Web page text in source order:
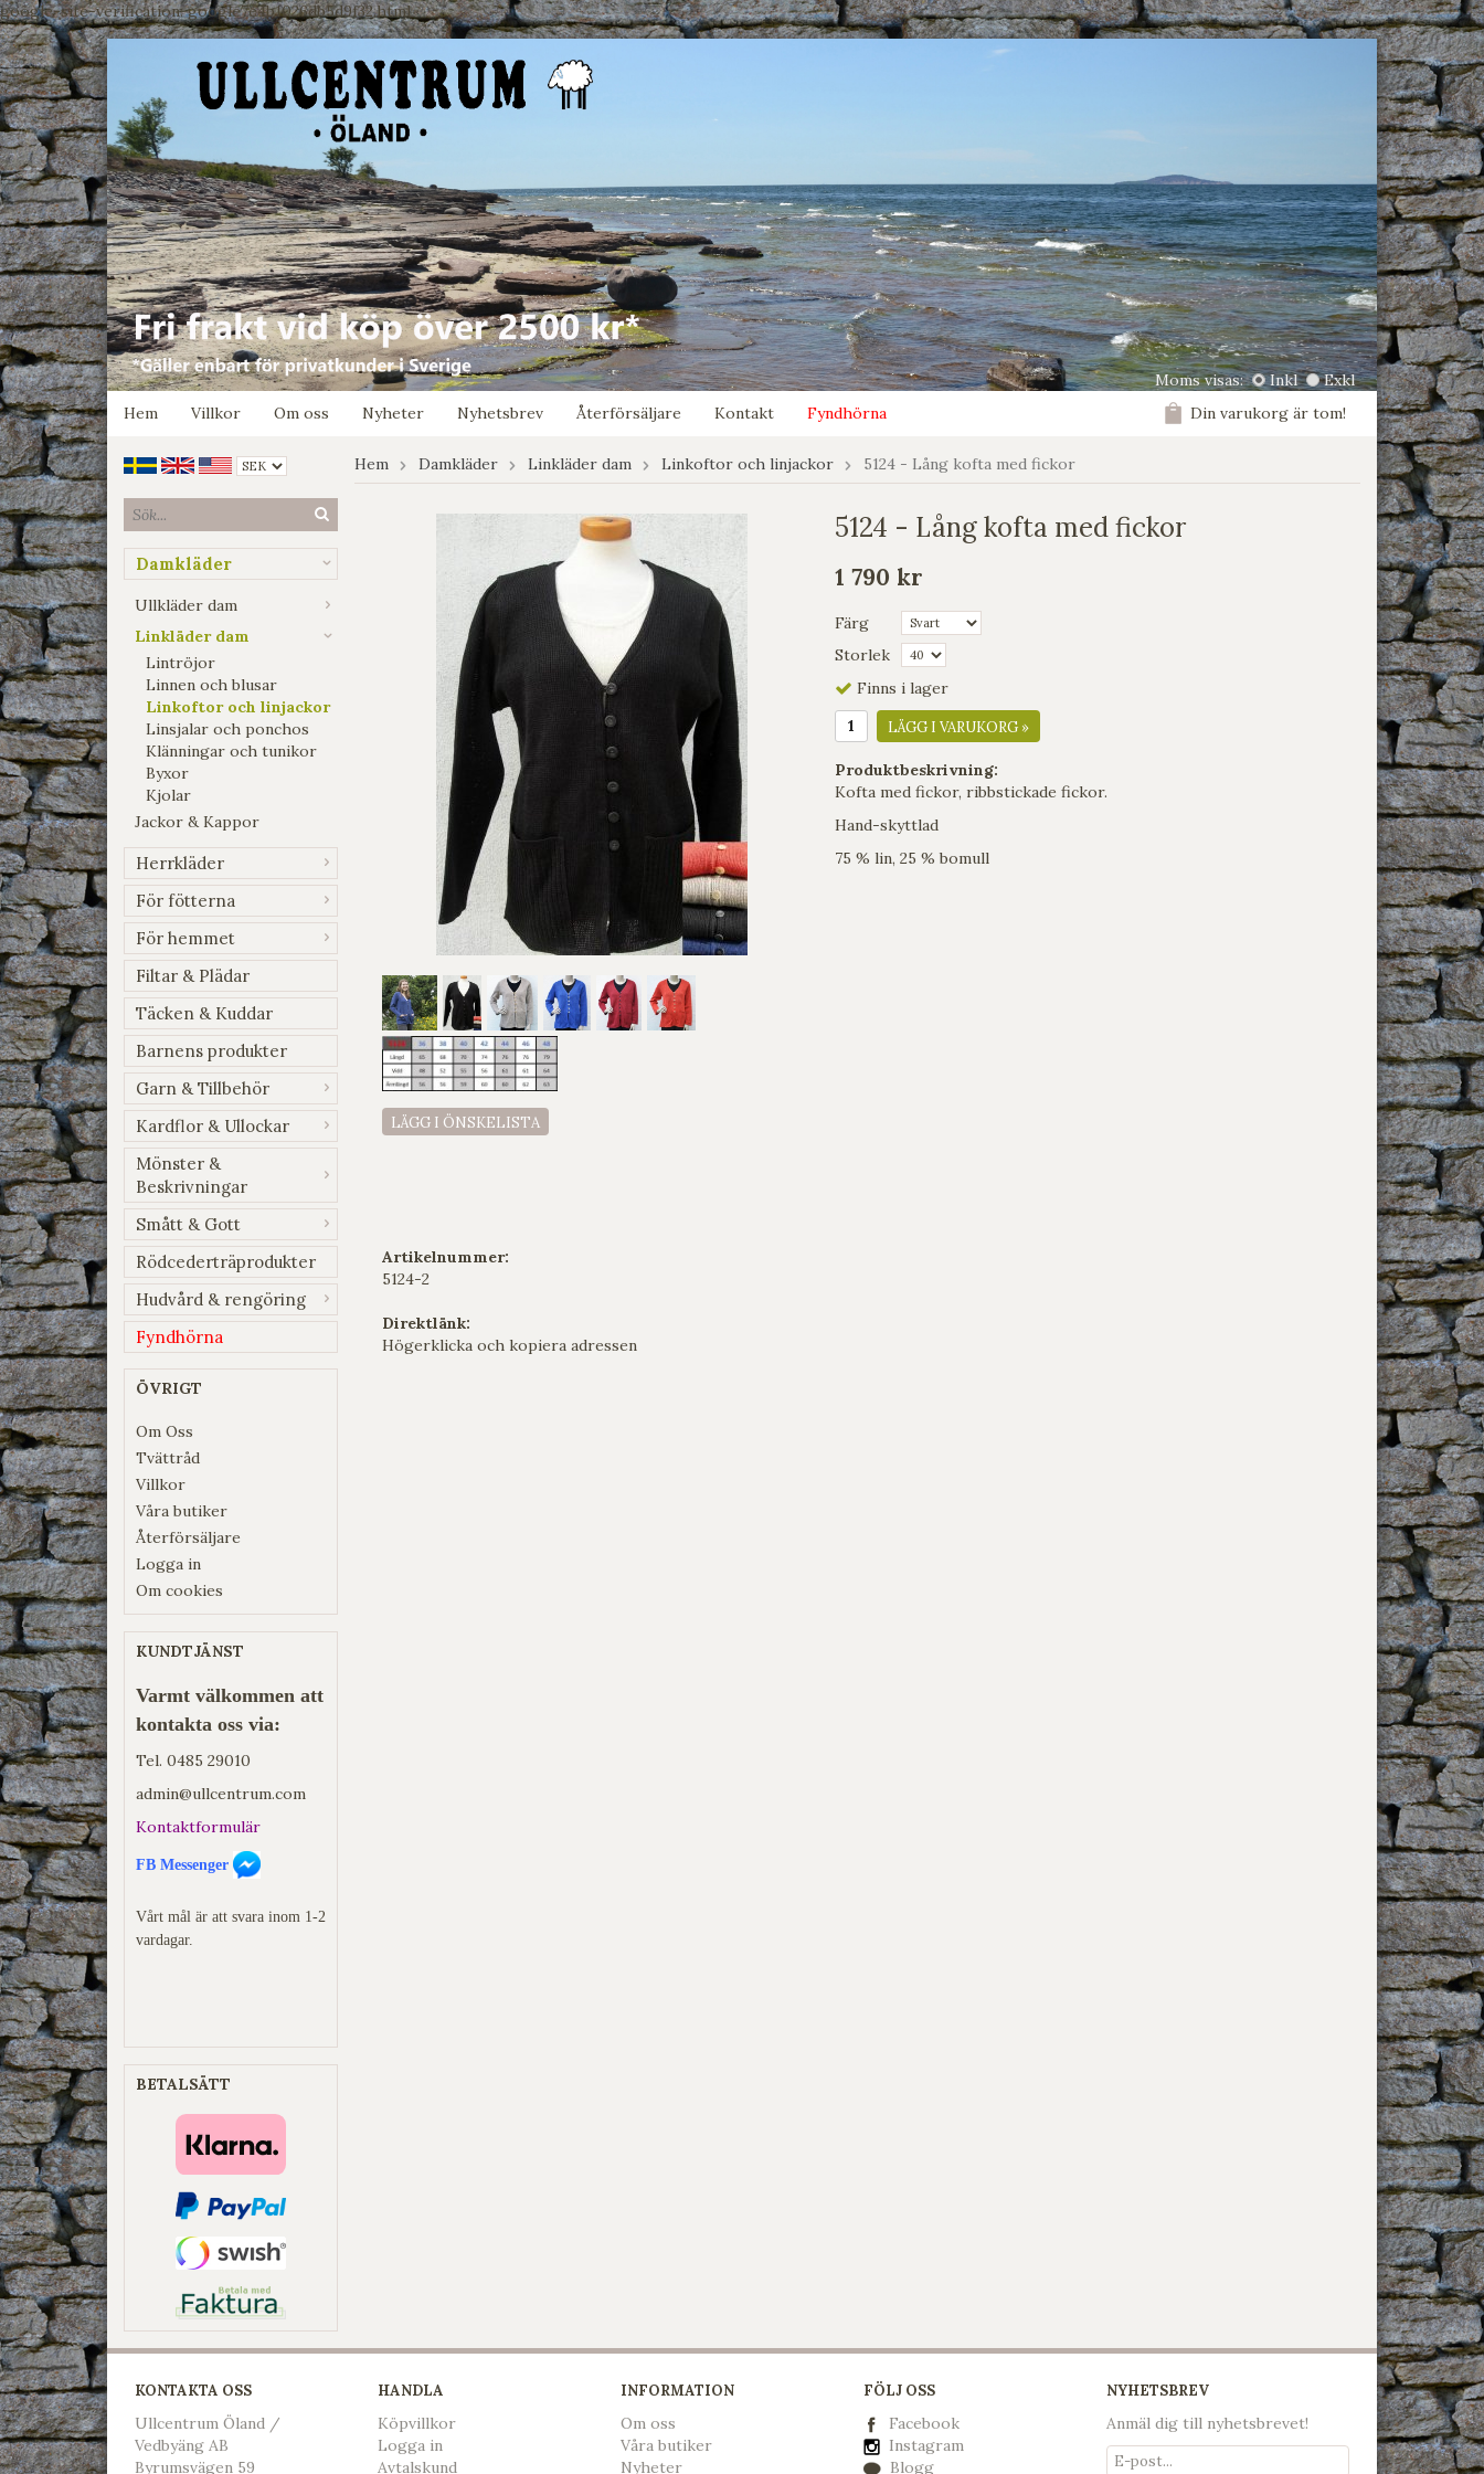
google-site-verification: google7e4b1026db5d9f32.html
Moms visas: Inkl
Exkl
Hem
Villkor Om oss Nyheter Nyhetsbrev Återförsäljare Kontakt Fyndhörna Din varukorg är tom!
Damkläder
Ullkläder dam
Linkläder dam
Lintröjor
Linnen och blusar
Linkoftor och linjackor
Linsjalar och ponchos
Klänningar och tunikor
Byxor
Kjolar
Jackor & Kappor
Herrkläder
För fötterna
För hemmet
Filtar & Plädar
Täcken & Kuddar
Barnens produkter
Garn & Tillbehör
Kardflor & Ullockar
Mönster &
Beskrivningar
Smått & Gott
Rödcederträprodukter
Hudvård & rengöring
Fyndhörna
ÖVRIGT
Om Oss
Tvättråd
Villkor
Våra butiker
Återförsäljare
Logga in
Om cookies
KUNDTJÄNST
Varmt välkommen att
kontakta oss via:
Tel. 0485 29010
admin@ullcentrum.com
Kontaktformulär
FB Messenger
Vårt mål är att svara inom 1-2
vardagar.
BETALSÄTT
Hem Damkläder Linkläder dam Linkoftor och linjackor 5124 - Lång kofta med fickor
LÄGG I ÖNSKELISTA
Artikelnummer:
5124-2
Direktlänk:
Högerklicka och kopiera adressen
5124 - Lång kofta med fickor
1 790 kr
Färg
Storlek
Finns i lager
LÄGG I VARUKORG »
Produktbeskrivning:
Kofta med fickor, ribbstickade fickor.
Hand-skyttlad
75 % lin, 25 % bomull
KONTAKTA OSS
Ullcentrum Öland /
Vedbyäng AB
Byrumsvägen 59
HANDLA
Köpvillkor
Logga in
Avtalskund
INFORMATION
Om oss
Våra butiker
Nyheter
FÖLJ OSS
Facebook
Instagram
Blogg
NYHETSBREV
Anmäl dig till nyhetsbrevet!